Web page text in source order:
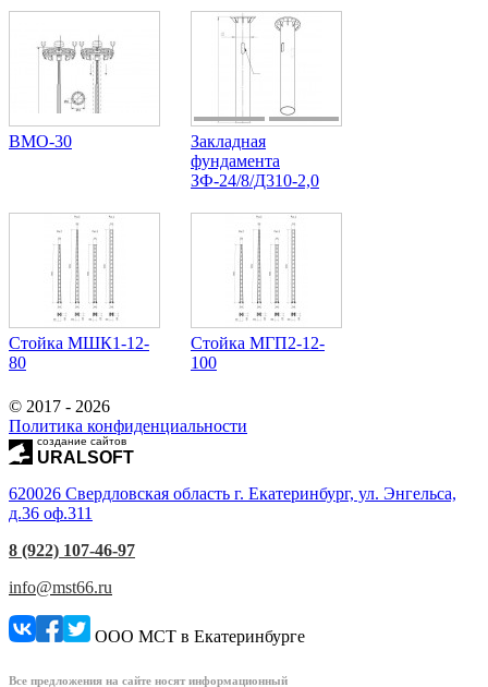
ВМО-30
Закладная
фундамента
ЗФ-24/8/Д310-2,0
Стойка МШК1-12-
80
Стойка МГП2-12-
100
© 2017 - 2026
Политика конфиденциальности
создание сайтов
URALSOFT
620026 Свердловская область г. Екатеринбург, ул. Энгельса,
д.36 оф.311
8 (922) 107-46-97
info@mst66.ru
ООО МСТ в Екатеринбурге
Все предложения на сайте носят информационный